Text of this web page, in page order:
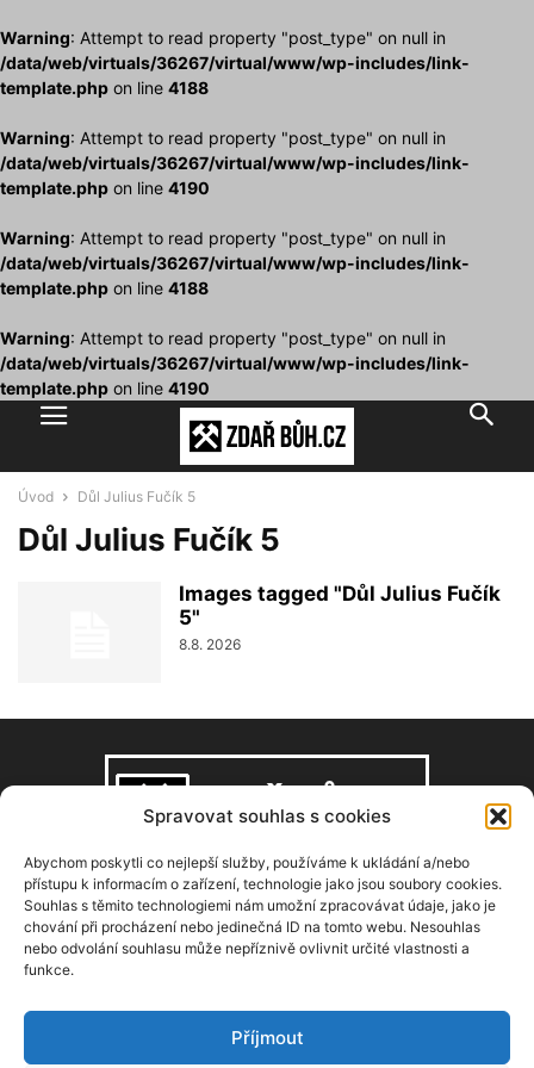
Spravovat souhlas s cookies
Abychom poskytli co nejlepší služby, používáme k ukládání a/nebo
přístupu k informacím o zařízení, technologie jako jsou soubory cookies.
Souhlas s těmito technologiemi nám umožní zpracovávat údaje, jako je
chování při procházení nebo jedinečná ID na tomto webu. Nesouhlas
nebo odvolání souhlasu může nepříznivě ovlivnit určité vlastnosti a
funkce.
Příjmout
Warning: Attempt to read property "post_type" on null in
/data/web/virtuals/36267/virtual/www/wp-includes/link-
template.php on line 4188
Warning: Attempt to read property "post_type" on null in
/data/web/virtuals/36267/virtual/www/wp-includes/link-
template.php on line 4190
Warning: Attempt to read property "post_type" on null in
/data/web/virtuals/36267/virtual/www/wp-includes/link-
template.php on line 4188
Warning: Attempt to read property "post_type" on null in
/data/web/virtuals/36267/virtual/www/wp-includes/link-
template.php on line 4190
Úvod Důl Julius Fučík 5
Důl Julius Fučík 5
Images tagged "Důl Julius Fučík
5"
8.8. 2026
O NÁS